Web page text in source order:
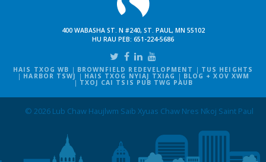
400 WABASHA ST. N #240, ST. PAUL, MN 55102
HU RAU PEB: 651-224-5686
HAIS TXOG WB BROWNFIELD REDEVELOPMENT TUS HEIGHTS
HARBOR TSWJ HAIS TXOG NYIAJ TXIAG BLOG + XOV XWM
TXOJ CAI TSIS PUB TWG PAUB
© 2026 Lub Chaw Haujlwm Saib Xyuas Chaw Nres Nkoj Saint Paul